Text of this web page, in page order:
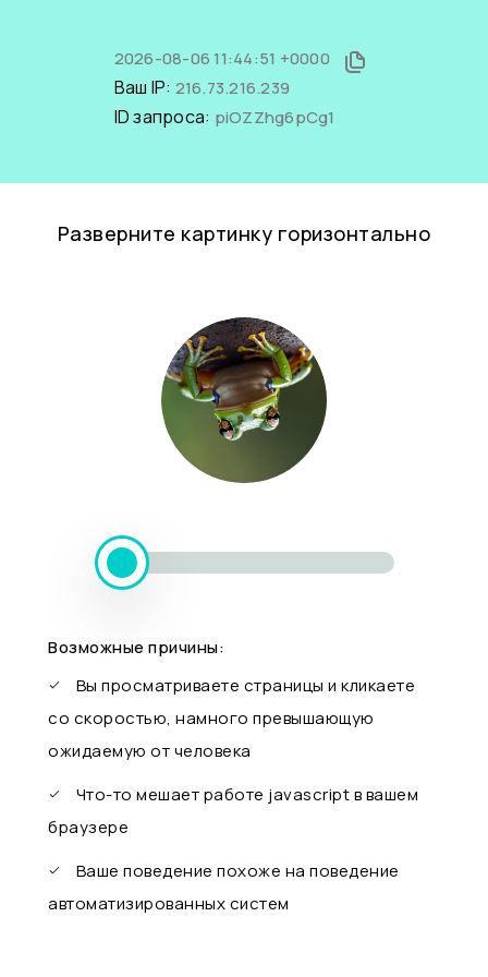
2026-08-06 11:44:51 +0000
Ваш IP: 216.73.216.239
ID запроса: piOZZhg6pCg1
Разверните картинку горизонтально
Возможные причины:
Вы просматриваете страницы и кликаете
со скоростью, намного превышающую
ожидаемую от человека
Что-то мешает работе javascript в вашем
браузере
Ваше поведение похоже на поведение
автоматизированных систем